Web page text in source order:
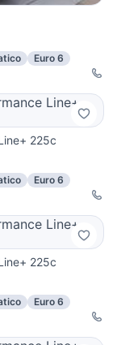
Euro 6
225c
Euro 6
225c
Euro 6